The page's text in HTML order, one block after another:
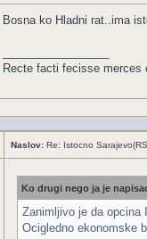
Bosna ko Hladni rat..ima
Recte facti fecisse merces
Naslov: Re: Istocno
Ko drugi nego ja je
Zanimljivo je da opcina
Ocigledno ekonomske